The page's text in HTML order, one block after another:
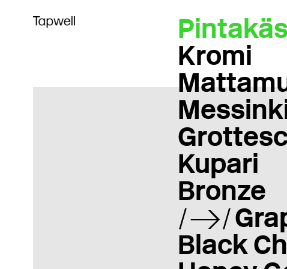
Kromi
Kupari
Bronze
Black